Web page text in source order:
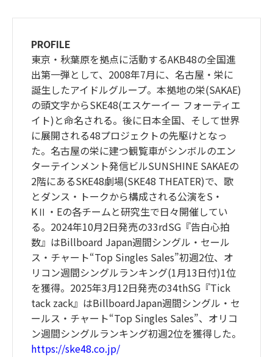
PROFILE
東京・秋葉原を拠点に活動するAKB48の全国進
出第一弾として、2008年7月に、名古屋・栄に
誕生したアイドルグループ。本拠地の栄(SAKAE)
の頭文字からSKE48(エスケーイー フォーティエ
イト)と命名される。後に日本全国、そして世界
に展開される48プロジェクトの先駆けとなっ
た。名古屋の栄に建つ観覧車がシンボルのエン
ターテインメント発信ビルSUNSHINE SAKAEの
2階にあるSKE48劇場(SKE48 THEATER)で、歌
とダンス・トークから構成される公演をS・
KⅡ・Eの各チームと研究生で日々開催してい
る。2024年10月2日発売の33rdSG『告白心拍
数』はBillboard Japan週間シングル・セール
ス・チャート“Top Singles Sales”初週2位、オ
リコン週間シングルランキング(1月13日付)1位
を獲得。2025年3月12日発売の34thSG『Tick
tack zack』はBillboardJapan週間シングル・セ
ールス・チャート“Top Singles Sales”、オリコ
ン週間シングルランキング初週2位を獲得した。
https://ske48.co.jp/